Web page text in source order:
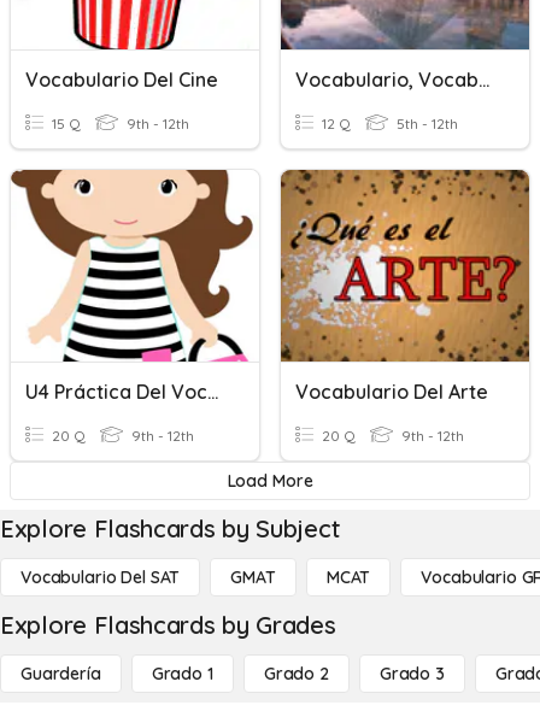
Vocabulario Del Cine
15 Q 9th - 12th
Vocabulario, Vocabularies, Vocabulaires
12 Q 5th - 12th
U4 Práctica Del Vocabulario
20 Q 9th - 12th
Vocabulario Del Arte
20 Q 9th - 12th
Load More
Explore Flashcards by Subject
Vocabulario Del SAT GMAT MCAT Vocabulario
Explore Flashcards by Grades
Guardería Grado 1 Grado 2 Grado 3